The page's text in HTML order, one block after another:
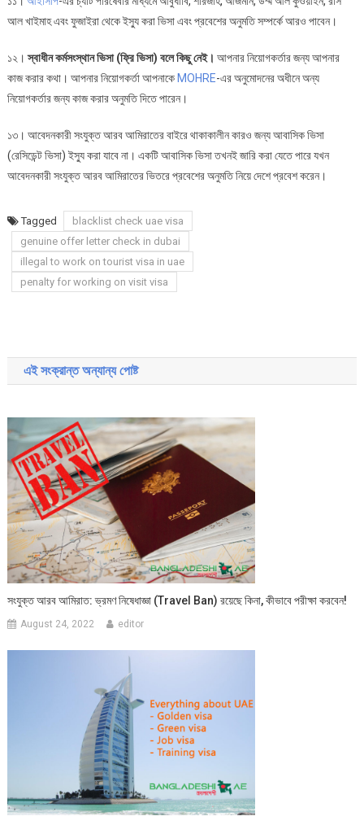
আল খাইমাহ এবং ফুজাইরা থেকে ইস্যু করা ভিসা এবং প্রবেশের অনুমতি সম্পর্কে আরও পাবেন।
১২। স্বাধীন কর্মসংস্থান ভিসা (ফ্রি ভিসা) বলে কিছু নেই। আপনার নিয়োগকর্তার জন্য আপনার
কাজ করার কথা। আপনার নিয়োগকর্তা আপনাকে MOHRE-এর অনুমোদনের অধীনে অন্য
নিয়োগকর্তার জন্য কাজ করার অনুমতি দিতে পারেন।
১৩। আবেদনকারী সংযুক্ত আরব আমিরাতের বাইরে থাকাকালীন কারও জন্য আবাসিক ভিসা
(রেসিডেন্ট ভিসা) ইস্যু করা যাবে না। একটি আবাসিক ভিসা তখনই জারি করা যেতে পারে যখন
আবেদনকারী সংযুক্ত আরব আমিরাতের ভিতরে প্রবেশের অনুমতি নিয়ে দেশে প্রবেশ করেন।
Tagged
blacklist check uae visa
genuine offer letter check in dubai
illegal to work on tourist visa in uae
penalty for working on visit visa
navigation
এই সংক্রান্ত অন্যান্য পোষ্ট
সংযুক্ত আরব আমিরাত: ভ্রমণ নিষেধাজ্ঞা (Travel Ban) রয়েছে কিনা, কীভাবে পরীক্ষা করবেন!
August 24, 2022 editor